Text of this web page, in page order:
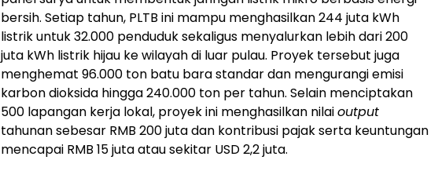
bersih. Setiap tahun, PLTB ini mampu menghasilkan 244 juta kWh
listrik untuk 32.000 penduduk sekaligus menyalurkan lebih dari 200
juta kWh listrik hijau ke wilayah di luar pulau. Proyek tersebut juga
menghemat 96.000 ton batu bara standar dan mengurangi emisi
karbon dioksida hingga 240.000 ton per tahun. Selain menciptakan
500 lapangan kerja lokal, proyek ini menghasilkan nilaioutput
tahunan sebesar RMB 200 juta dan kontribusi pajak serta keuntungan
mencapai RMB 15 juta atau sekitar USD 2,2 juta.